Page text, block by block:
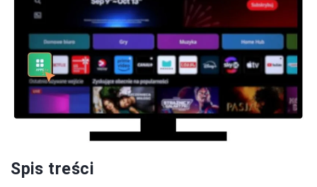
Spis treści